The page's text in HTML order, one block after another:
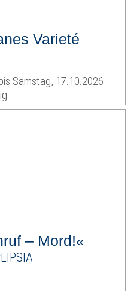
Varieté
Samstag, 17.10.2026
– Mord!«